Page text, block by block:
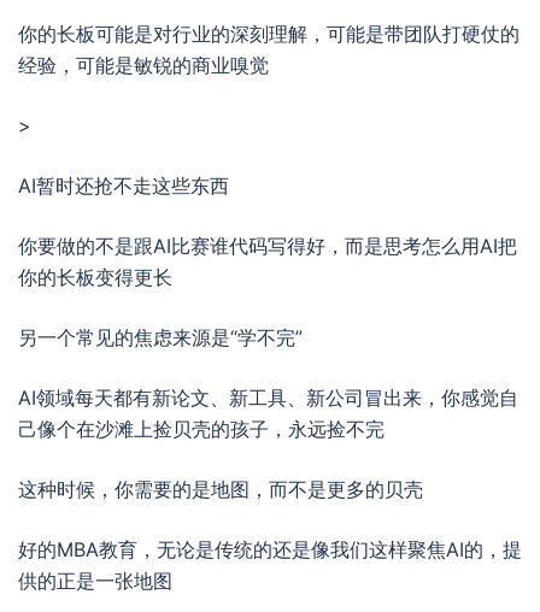
你的长板可能是对行业的深刻理解，可能是带团队打硬仗的
经验，可能是敏锐的商业嗅觉
>
AI暂时还抢不走这些东西
你要做的不是跟AI比赛谁代码写得好，而是思考怎么用AI把
你的长板变得更长
另一个常见的焦虑来源是“学不完”
AI领域每天都有新论文、新工具、新公司冒出来，你感觉自
己像个在沙滩上捡贝壳的孩子，永远捡不完
这种时候，你需要的是地图，而不是更多的贝壳
好的MBA教育，无论是传统的还是像我们这样聚焦AI的，提
供的正是一张地图